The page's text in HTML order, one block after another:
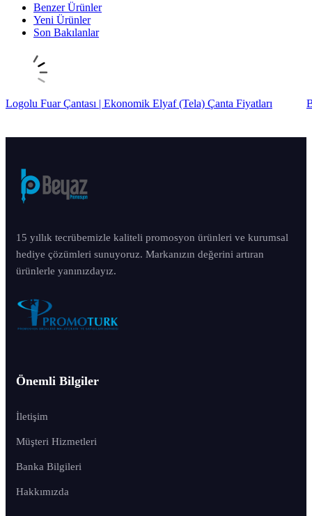
Benzer Ürünler
Yeni Ürünler
Son Bakılanlar
Logolu Fuar Çantası | Ekonomik Elyaf (Tela) Çanta Fiyatları
15 yıllık tecrübemizle kaliteli promosyon ürünleri ve kurumsal
hediye çözümleri sunuyoruz. Markanızın değerini artıran
ürünlerle yanınızdayız.
Önemli Bilgiler
İletişim
Müşteri Hizmetleri
Banka Bilgileri
Hakkımızda